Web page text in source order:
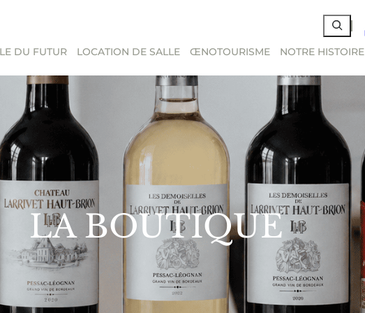
DU FUTUR LOCATION DE SALLE ŒNOTOURISME NOTRE HISTOIRE
LA BOUTIQUE